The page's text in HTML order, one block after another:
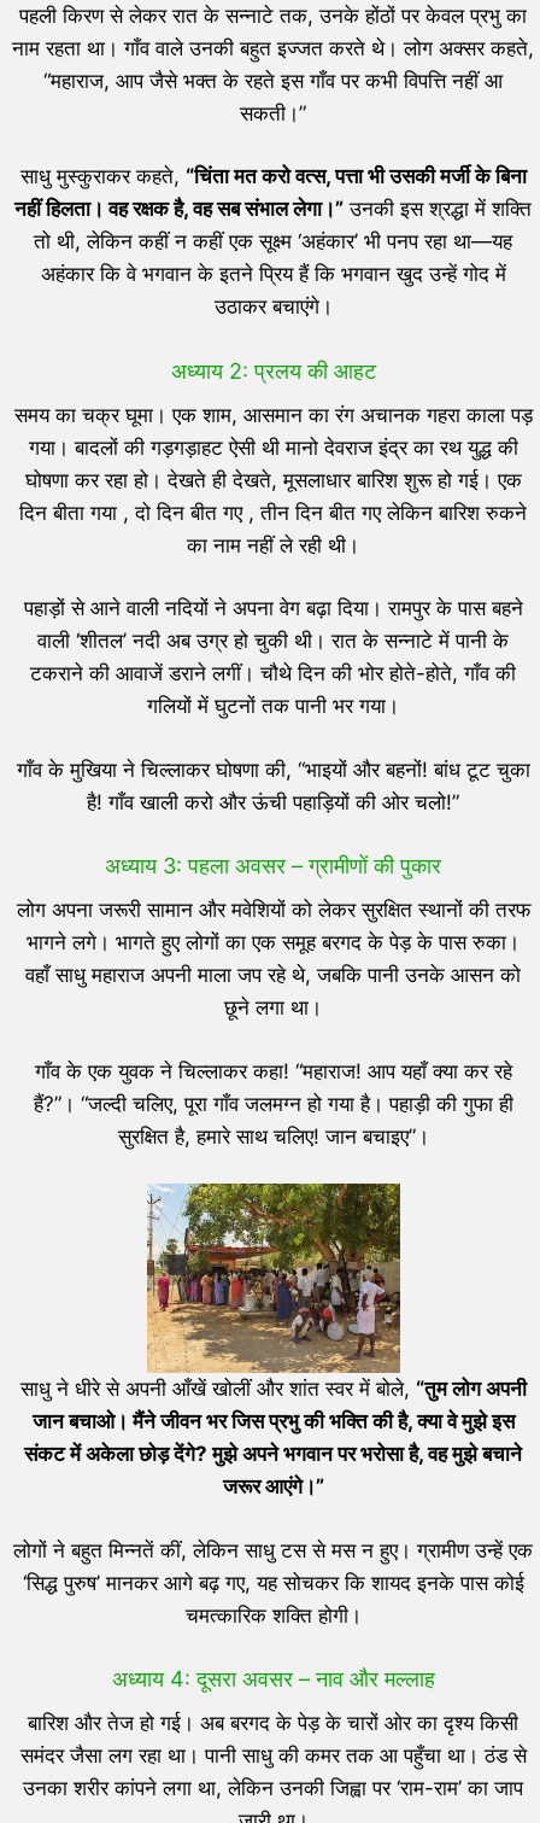
पहली किरण से लेकर रात के सन्नाटे तक, उनके होंठों पर केवल प्रभु का
नाम रहता था। गाँव वाले उनकी बहुत इज्जत करते थे। लोग अक्सर कहते,
“महाराज, आप जैसे भक्त के रहते इस गाँव पर कभी विपत्ति नहीं आ
सकती।”
साधु मुस्कुराकर कहते, “चिंता मत करो वत्स,पत्ता भी उसकी मर्जी के बिना
नहीं हिलता। वह रक्षक है,वह सब संभाल लेगा।” उनकी इस श्रद्धा में शक्ति
तो थी, लेकिन कहीं न कहीं एक सूक्ष्म ‘अहंकार’ भी पनप रहा था—यह
अहंकार कि वे भगवान के इतने प्रिय हैं कि भगवान खुद उन्हें गोद में
उठाकर बचाएंगे।
अध्याय 2: प्रलय की आहट
समय का चक्र घूमा। एक शाम, आसमान का रंग अचानक गहरा काला पड़
गया। बादलों की गड़गड़ाहट ऐसी थी मानो देवराज इंद्र का रथ युद्ध की
घोषणा कर रहा हो। देखते ही देखते, मूसलाधार बारिश शुरू हो गई। एक
दिन बीता गया , दो दिन बीत गए , तीन दिन बीत गए लेकिन बारिश रुकने
का नाम नहीं ले रही थी।
पहाड़ों से आने वाली नदियों ने अपना वेग बढ़ा दिया। रामपुर के पास बहने
वाली ‘शीतल’ नदी अब उग्र हो चुकी थी। रात के सन्नाटे में पानी के
टकराने की आवाजें डराने लगीं। चौथे दिन की भोर होते-होते, गाँव की
गलियों में घुटनों तक पानी भर गया।
गाँव के मुखिया ने चिल्लाकर घोषणा की, “भाइयों और बहनों! बांध टूट चुका
है! गाँव खाली करो और ऊंची पहाड़ियों की ओर चलो!”
अध्याय 3: पहला अवसर – ग्रामीणों की पुकार
लोग अपना जरूरी सामान और मवेशियों को लेकर सुरक्षित स्थानों की तरफ
भागने लगे। भागते हुए लोगों का एक समूह बरगद के पेड़ के पास रुका।
वहाँ साधु महाराज अपनी माला जप रहे थे, जबकि पानी उनके आसन को
छूने लगा था।
गाँव के एक युवक ने चिल्लाकर कहा! “महाराज! आप यहाँ क्या कर रहे
हैं?”। “जल्दी चलिए, पूरा गाँव जलमग्न हो गया है। पहाड़ी की गुफा ही
सुरक्षित है, हमारे साथ चलिए! जान बचाइए”।
साधु ने धीरे से अपनी आँखें खोलीं और शांत स्वर में बोले, “तुम लोग अपनी
जान बचाओ। मैंने जीवन भर जिस प्रभु की भक्ति की है, क्या वे मुझे इस
संकट में अकेला छोड़ देंगे? मुझे अपने भगवान पर भरोसा है, वह मुझे बचाने
जरूर आएंगे।”
लोगों ने बहुत मिन्नतें कीं, लेकिन साधु टस से मस न हुए। ग्रामीण उन्हें एक
‘सिद्ध पुरुष’ मानकर आगे बढ़ गए, यह सोचकर कि शायद इनके पास कोई
चमत्कारिक शक्ति होगी।
अध्याय 4: दूसरा अवसर – नाव और मल्लाह
बारिश और तेज हो गई। अब बरगद के पेड़ के चारों ओर का दृश्य किसी
समंदर जैसा लग रहा था। पानी साधु की कमर तक आ पहुँचा था। ठंड से
उनका शरीर कांपने लगा था, लेकिन उनकी जिह्वा पर ‘राम-राम’ का जाप